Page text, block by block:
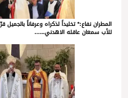
المطران نفاع:* تخليداً لذكراه وعرفاناً
للأب سمعان عاقله الاهدني...…